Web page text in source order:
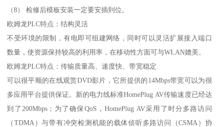
（8） 检修后模板安装一定要安插到位。
欧姆龙PLC特点：结构灵活
不受环境的限制，有电即可组建网络，同时可以灵活扩展接入端口
数量，使资源保持较高的利用率，在移动性方面可与WLAN媲美。
欧姆龙PLC特点：传输质量高、速度快、带宽稳定
可以很平顺的在线观赏DVD影片，它所提供的14Mbps带宽可以为很
多应用平台提供保证。新的电力线标准HomePlug AV传输速度已经达
到了200Mbps；为了确保QoS，HomePlug AV采用了时分多路访问
（TDMA）与带有冲突检测机能的载体侦听多路访问（CSMA）协